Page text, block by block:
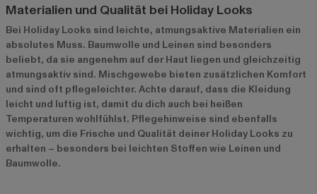
Materialien und Qualität bei Holiday Looks
Bei Holiday Looks sind leichte, atmungsaktive Materialien ein
absolutes Muss. Baumwolle und Leinen sind besonders
beliebt, da sie angenehm auf der Haut liegen und gleichzeitig
atmungsaktiv sind. Mischgewebe bieten zusätzlichen Komfort
und sind oft pflegeleichter. Achte darauf, dass die Kleidung
leicht und luftig ist, damit du dich auch bei heißen
Temperaturen wohlfühlst. Pflegehinweise sind ebenfalls
wichtig, um die Frische und Qualität deiner Holiday Looks zu
erhalten – besonders bei leichten Stoffen wie Leinen und
Baumwolle.